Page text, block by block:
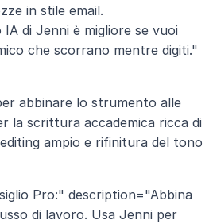
in stile email.
di Jenni è migliore se vuoi
che scorrano mentre digiti."
abbinare lo strumento alle
la scrittura accademica ricca di
ampio e rifinitura del tono
Pro:" description="Abbina
di lavoro. Usa Jenni per